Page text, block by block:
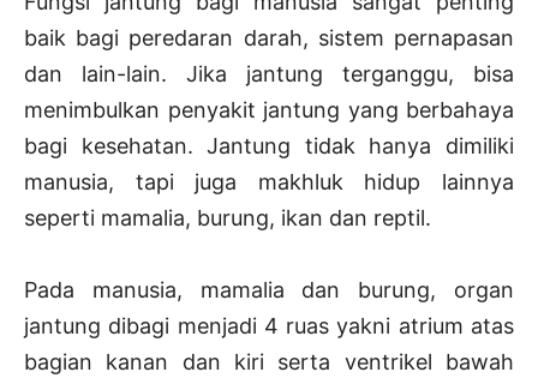
baik bagi peredaran darah, sistem pernapasan
dan lain-lain. Jika jantung terganggu, bisa
menimbulkan penyakit jantung yang berbahaya
bagi kesehatan. Jantung tidak hanya dimiliki
manusia, tapi juga makhluk hidup lainnya
seperti mamalia, burung, ikan dan reptil.
Pada manusia, mamalia dan burung, organ
jantung dibagi menjadi 4 ruas yakni atrium atas
bagian kanan dan kiri serta ventrikel bawah